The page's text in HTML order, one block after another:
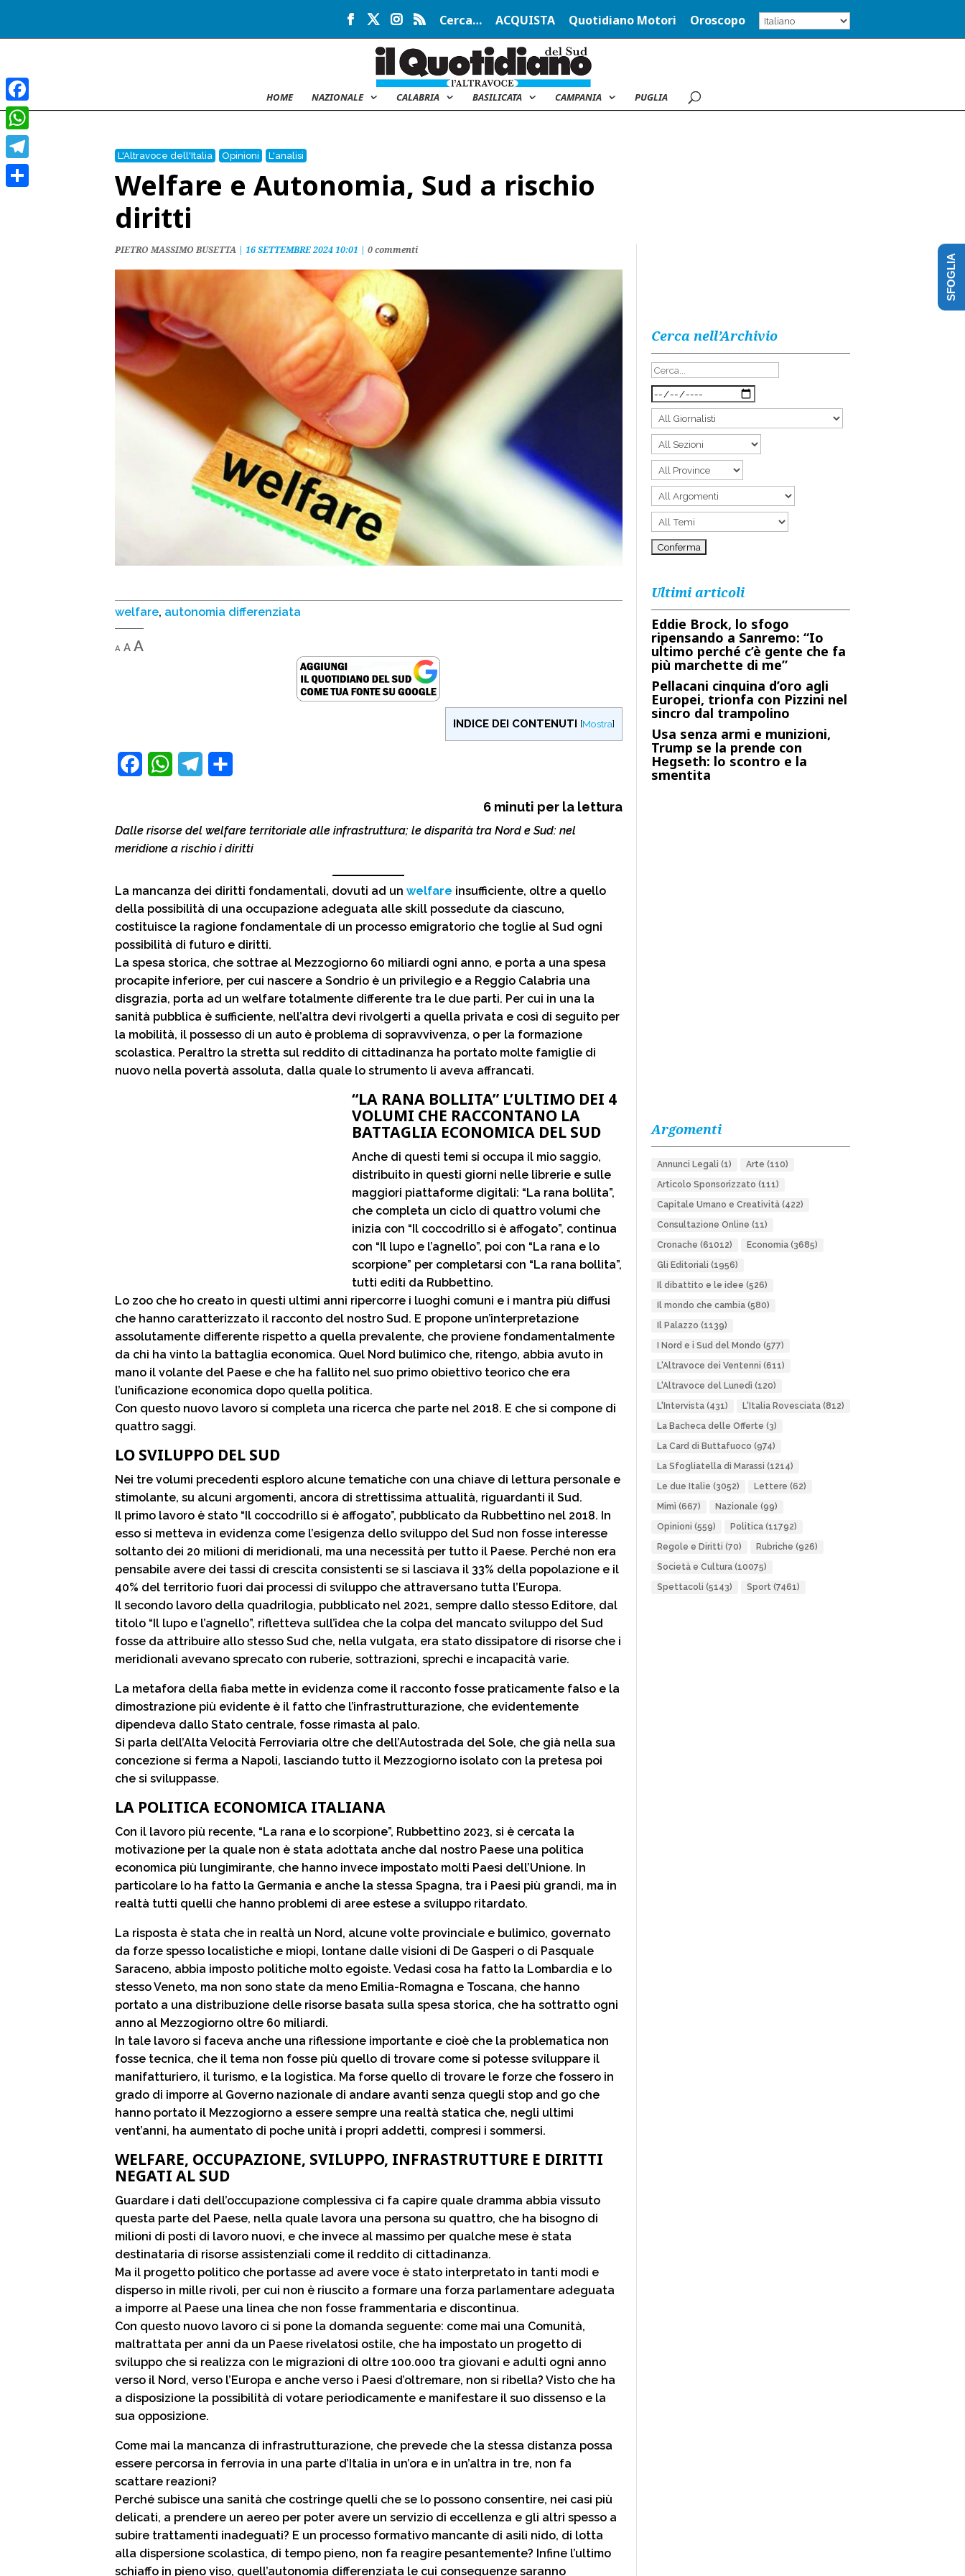
Cerca… ACQUISTA Quotidiano Motori Oroscopo
HOME NAZIONALE CALABRIA BASILICATA CAMPANIA PUGLIA
L'Altravoce dell'Italia Opinioni L'analisi
Welfare e Autonomia, Sud a rischio
diritti
PIETRO MASSIMO BUSETTA | 16 SETTEMBRE 2024 10:01 | 0 commenti
welfare, autonomia differenziata
A
Decrease
font
A Reset
font
A
INDICE DEI CONTENUTI [Mostra]
e
o
o
k
W
t
A
p
p
e
r
a
m
d
v
i
d
i
6minuti per la lettura
Dalle risorse del welfare territoriale alle infrastruttura; le disparità tra Nord e Sud: nel
meridione a rischio i diritti
La mancanza dei diritti fondamentali, dovuti ad un welfare insufficiente, oltre a quello
della possibilità di una occupazione adeguata alle skill possedute da ciascuno,
costituisce la ragione fondamentale di un processo emigratorio che toglie al Sud ogni
possibilità di futuro e diritti.
La spesa storica, che sottrae al Mezzogiorno 60 miliardi ogni anno, e porta a una spesa
procapite inferiore, per cui nascere a Sondrio è un privilegio e a Reggio Calabria una
disgrazia, porta ad un welfare totalmente differente tra le due parti. Per cui in una la
sanità pubblica è sufficiente, nell’altra devi rivolgerti a quella privata e così di seguito per
la mobilità, il possesso di un auto è problema di sopravvivenza, o per la formazione
scolastica. Peraltro la stretta sul reddito di cittadinanza ha portato molte famiglie di
nuovo nella povertà assoluta, dalla quale lo strumento li aveva affrancati.
“LA RANA BOLLITA” L’ULTIMO DEI 4
VOLUMI CHE RACCONTANO LA
BATTAGLIA ECONOMICA DEL SUD
Anche di questi temi si occupa il mio saggio,
distribuito in questi giorni nelle librerie e sulle
maggiori piattaforme digitali: “La rana bollita”,
che completa un ciclo di quattro volumi che
inizia con “Il coccodrillo si è affogato”, continua
con “Il lupo e l’agnello”, poi con “La rana e lo
scorpione” per completarsi con “La rana bollita”,
tutti editi da Rubbettino.
Lo zoo che ho creato in questi ultimi anni ripercorre i luoghi comuni e i mantra più diffusi
che hanno caratterizzato il racconto del nostro Sud. E propone un’interpretazione
assolutamente differente rispetto a quella prevalente, che proviene fondamentalmente
da chi ha vinto la battaglia economica. Quel Nord bulimico che, ritengo, abbia avuto in
mano il volante del Paese e che ha fallito nel suo primo obiettivo teorico che era
l’unificazione economica dopo quella politica.
Con questo nuovo lavoro si completa una ricerca che parte nel 2018. E che si compone di
quattro saggi.
LO SVILUPPO DEL SUD
Nei tre volumi precedenti esploro alcune tematiche con una chiave di lettura personale e
stimolante, su alcuni argomenti, ancora di strettissima attualità, riguardanti il Sud.
Il primo lavoro è stato “Il coccodrillo si è affogato”, pubblicato da Rubbettino nel 2018. In
esso si metteva in evidenza come l’esigenza dello sviluppo del Sud non fosse interesse
soltanto dei 20 milioni di meridionali, ma una necessità per tutto il Paese. Perché non era
pensabile avere dei tassi di crescita consistenti se si lasciava il 33% della popolazione e il
40% del territorio fuori dai processi di sviluppo che attraversano tutta l’Europa.
Il secondo lavoro della quadrilogia, pubblicato nel 2021, sempre dallo stesso Editore, dal
titolo “Il lupo e l’agnello”, rifletteva sull’idea che la colpa del mancato sviluppo del Sud
fosse da attribuire allo stesso Sud che, nella vulgata, era stato dissipatore di risorse che i
meridionali avevano sprecato con ruberie, sottrazioni, sprechi e incapacità varie.
La metafora della fiaba mette in evidenza come il racconto fosse praticamente falso e la
dimostrazione più evidente è il fatto che l’infrastrutturazione, che evidentemente
dipendeva dallo Stato centrale, fosse rimasta al palo.
Si parla dell’Alta Velocità Ferroviaria oltre che dell’Autostrada del Sole, che già nella sua
concezione si ferma a Napoli, lasciando tutto il Mezzogiorno isolato con la pretesa poi
che si sviluppasse.
LA POLITICA ECONOMICA ITALIANA
Con il lavoro più recente, “La rana e lo scorpione”, Rubbettino 2023, si è cercata la
motivazione per la quale non è stata adottata anche dal nostro Paese una politica
economica più lungimirante, che hanno invece impostato molti Paesi dell’Unione. In
particolare lo ha fatto la Germania e anche la stessa Spagna, tra i Paesi più grandi, ma in
realtà tutti quelli che hanno problemi di aree estese a sviluppo ritardato.
La risposta è stata che in realtà un Nord, alcune volte provinciale e bulimico, governato
da forze spesso localistiche e miopi, lontane dalle visioni di De Gasperi o di Pasquale
Saraceno, abbia imposto politiche molto egoiste. Vedasi cosa ha fatto la Lombardia e lo
stesso Veneto, ma non sono state da meno Emilia-Romagna e Toscana, che hanno
portato a una distribuzione delle risorse basata sulla spesa storica, che ha sottratto ogni
anno al Mezzogiorno oltre 60 miliardi.
In tale lavoro si faceva anche una riflessione importante e cioè che la problematica non
fosse tecnica, che il tema non fosse più quello di trovare come si potesse sviluppare il
manifatturiero, il turismo, e la logistica. Ma forse quello di trovare le forze che fossero in
grado di imporre al Governo nazionale di andare avanti senza quegli stop and go che
hanno portato il Mezzogiorno a essere sempre una realtà statica che, negli ultimi
vent’anni, ha aumentato di poche unità i propri addetti, compresi i sommersi.
WELFARE, OCCUPAZIONE, SVILUPPO, INFRASTRUTTURE E DIRITTI
NEGATI AL SUD
Guardare i dati dell’occupazione complessiva ci fa capire quale dramma abbia vissuto
questa parte del Paese, nella quale lavora una persona su quattro, che ha bisogno di
milioni di posti di lavoro nuovi, e che invece al massimo per qualche mese è stata
destinataria di risorse assistenziali come il reddito di cittadinanza.
Ma il progetto politico che portasse ad avere voce è stato interpretato in tanti modi e
disperso in mille rivoli, per cui non è riuscito a formare una forza parlamentare adeguata
a imporre al Paese una linea che non fosse frammentaria e discontinua.
Con questo nuovo lavoro ci si pone la domanda seguente: come mai una Comunità,
maltrattata per anni da un Paese rivelatosi ostile, che ha impostato un progetto di
sviluppo che si realizza con le migrazioni di oltre 100.000 tra giovani e adulti ogni anno
verso il Nord, verso l’Europa e anche verso i Paesi d’oltremare, non si ribella? Visto che ha
a disposizione la possibilità di votare periodicamente e manifestare il suo dissenso e la
sua opposizione.
Come mai la mancanza di infrastrutturazione, che prevede che la stessa distanza possa
essere percorsa in ferrovia in una parte d’Italia in un’ora e in un’altra in tre, non fa
scattare reazioni?
Perché subisce una sanità che costringe quelli che se lo possono consentire, nei casi più
delicati, a prendere un aereo per poter avere un servizio di eccellenza e gli altri spesso a
subire trattamenti inadeguati? E un processo formativo mancante di asili nido, di lotta
alla dispersione scolastica, di tempo pieno, non fa reagire pesantemente? Infine l’ultimo
schiaffo in pieno viso, quell’autonomia differenziata le cui conseguenze saranno
Cerca nell’Archivio
Ultimi articoli
Eddie Brock, lo sfogo
ripensando a Sanremo: “Io
ultimo perché c’è gente che fa
più marchette di me”
Pellacani cinquina d’oro agli
Europei, trionfa con Pizzini nel
sincro dal trampolino
Usa senza armi e munizioni,
Trump se la prende con
Hegseth: lo scontro e la
smentita
Argomenti
Annunci Legali (1) Arte (110)
Articolo Sponsorizzato (111)
Capitale Umano e Creatività(422)
Consultazione Online (11)
Cronache (61012) Economia(3685)
Gli Editoriali (1956)
Il dibattito e le idee (526)
Il mondo che cambia(580)
Il Palazzo (1139)
I Nord e i Sud del Mondo (577)
L'Altravoce dei Ventenni (611)
L'Altravoce del Lunedì (120)
L'Intervista(431) L'Italia Rovesciata(812)
La Bacheca delle Offerte (3)
La Card di Buttafuoco (974)
La Sfogliatella di Marassi (1214)
Le due Italie (3052) Lettere (62)
Mimì (667) Nazionale (99)
Opinioni (559) Politica(11792)
Regole e Diritti (70) Rubriche (926)
Società e Cultura(10075)
Spettacoli (5143) Sport(7461)
Facebook
WhatsApp
Telegram
SFOGLIA